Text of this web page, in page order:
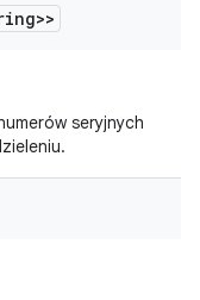
seryjnych